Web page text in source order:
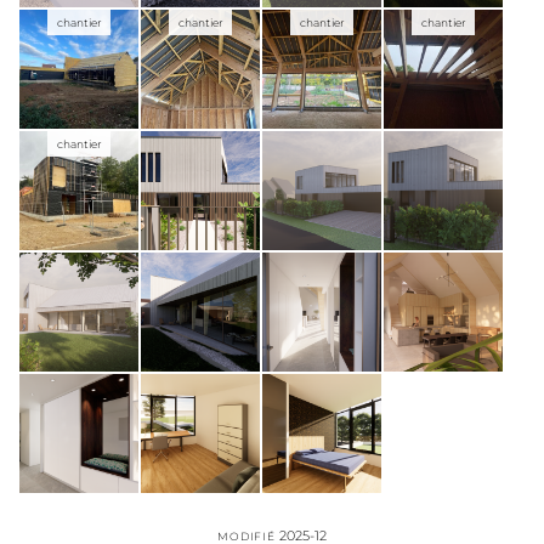
chantier chantier chantier chantier
chantier
MODIFIÉ 2025-12